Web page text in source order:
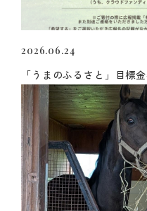
2026.06.24
「うまのふるさと」目標